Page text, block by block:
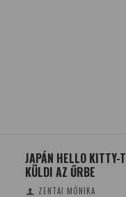
JAPÁN HELLO KITTY-T
KÜLDI AZ ŰRBE
ZENTAI MÓNIKA